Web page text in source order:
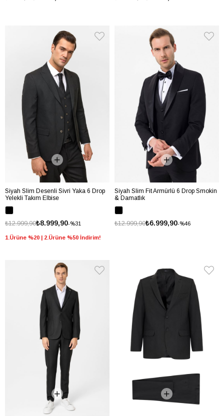
Siyah Slim Desenli Sivri Yaka 6 Drop
Yelekli Takım Elbise
%31
₺8.999,90
₺12.999,90
1.Ürüne %20 | 2.Ürüne %50 İndirim!
Siyah Slim Fit Armürlü 6 Drop Smokin
& Damatlık
%46
₺6.999,90
₺12.999,90